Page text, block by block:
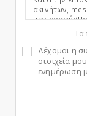
Τα
Δέχομαι η
στοιχεία
ενημέρωση